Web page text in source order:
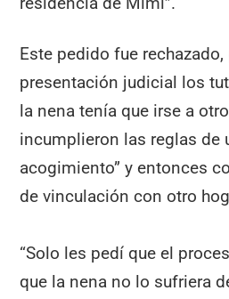
Este pedido fue
presentación judicial los
la nena tenía que irse a
incumplieron las reglas de
acogimiento” y entonces
de vinculación con otro
“Solo les pedí que el
que la nena no lo sufriera